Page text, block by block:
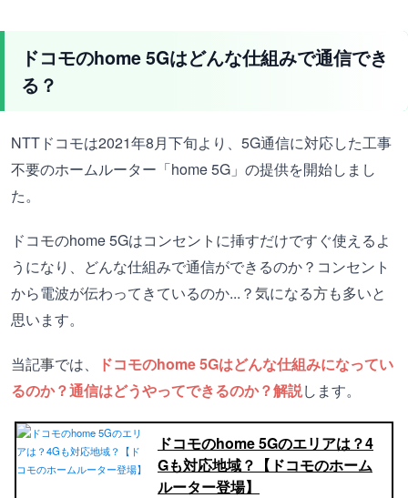
ドコモのhome 5Gはどんな仕組みで通信でき
る？
NTTドコモは2021年8月下旬より、5G通信に対応した工事
不要のホームルーター「home 5G」の提供を開始しまし
た。
ドコモのhome 5Gはコンセントに挿すだけですぐ使えるよ
うになり、どんな仕組みで通信ができるのか？コンセント
から電波が伝わってきているのか...？気になる方も多いと
思います。
当記事では、
ドコモのhome 5Gはどんな仕組みになってい
るのか？通信はどうやってできるのか？解説します。
ドコモのhome 5Gのエリアは？4
Gも対応地域？【ドコモのホーム
ルーター登場】